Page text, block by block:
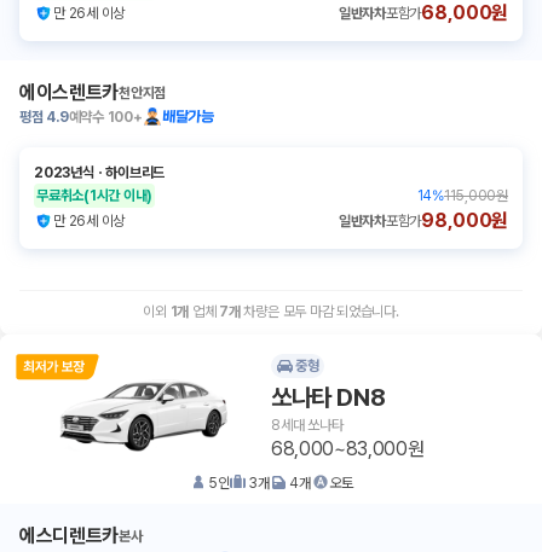
만 26세 이상
일반자차포함가68,000원
에이스렌트카천안지점
평점 4.9예약수 100+ 배달가능
2023년식 ㆍ하이브리드
무료취소(1시간 이내) 14%115,000원
만 26세 이상
일반자차포함가98,000원
이외 1개 업체 7개 차량은 모두 마감 되었습니다.
중형
쏘나타 DN8
8세대 쏘나타
68,000~83,000원
5인 3개 4개 오토
에스디렌트카본사